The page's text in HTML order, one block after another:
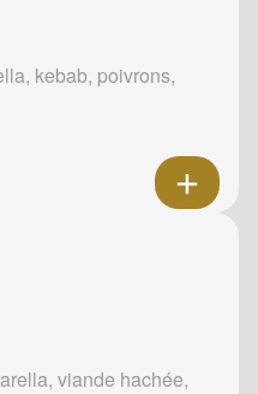
kebab, poivrons,
viande hachée,